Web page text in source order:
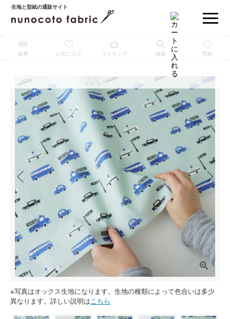
生地と型紙の通販サイト
新着 お気に入り ランキング 検索 型紙
※写真はオックス生地になります。生地の種類によって色合いは多少
異なります。詳しい説明はこちら